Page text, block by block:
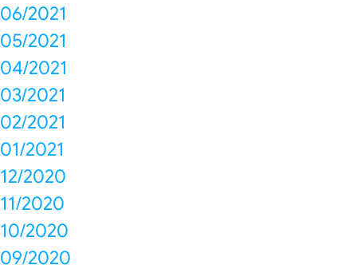
06/2021
05/2021
04/2021
03/2021
02/2021
01/2021
12/2020
11/2020
10/2020
09/2020